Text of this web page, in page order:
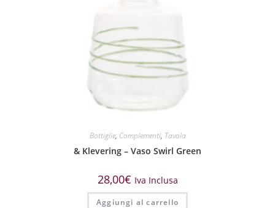
Bottiglie, Complementi, Tavola
& Klevering – Vaso Swirl Green
28,00€ Iva Inclusa
Aggiungi al carrello